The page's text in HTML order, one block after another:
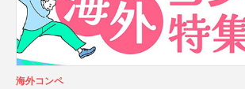
海外コンペ